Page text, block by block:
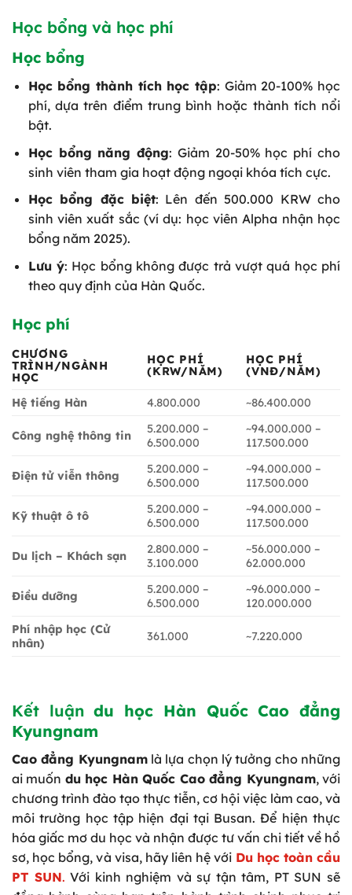
Học bổng và học phí
Học bổng
Học bổng thành tích học tập: Giảm 20-100% học
phí, dựa trên điểm trung bình hoặc thành tích nổi
bật.
Học bổng năng động: Giảm 20-50% học phí cho
sinh viên tham gia hoạt động ngoại khóa tích cực.
Học bổng đặc biệt: Lên đến 500.000 KRW cho
sinh viên xuất sắc (ví dụ: học viên Alpha nhận học
bổng năm 2025).
Lưu ý: Học bổng không được trả vượt quá học phí
theo quy định của Hàn Quốc.
Học phí
CHƯƠNG
TRÌNH/NGÀNH
HỌC
HỌC PHÍ
(KRW/NĂM)
HỌC PHÍ
(VNĐ/NĂM)
Hệ tiếng Hàn 4.800.000 ~86.400.000
Công nghệ thông tin
5.200.000 –
6.500.000
~94.000.000 –
117.500.000
Điện tử viễn thông
5.200.000 –
6.500.000
~94.000.000 –
117.500.000
Kỹ thuật ô tô
5.200.000 –
6.500.000
~94.000.000 –
117.500.000
Du lịch – Khách sạn
2.800.000 –
3.100.000
~56.000.000 –
62.000.000
Điều dưỡng
5.200.000 –
6.500.000
~96.000.000 –
120.000.000
Phí nhập học (Cử
nhân)
361.000 ~7.220.000
Kết luậndu học Hàn Quốc Cao đẳng
Kyungnam
Cao đẳng Kyungnamlà lựa chọn lý tưởng cho những
ai muốn du học Hàn Quốc Cao đẳng Kyungnam, với
chương trình đào tạo thực tiễn, cơ hội việc làm cao, và
môi trường học tập hiện đại tại Busan. Để hiện thực
hóa giấc mơ du học và nhận được tư vấn chi tiết về hồ
sơ, học bổng, và visa, hãy liên hệ với Du học toàn cầu
PT SUN. Với kinh nghiệm và sự tận tâm, PT SUN sẽ